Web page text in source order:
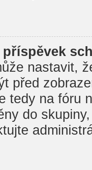
nastavit,
před
tedy na fóru
do